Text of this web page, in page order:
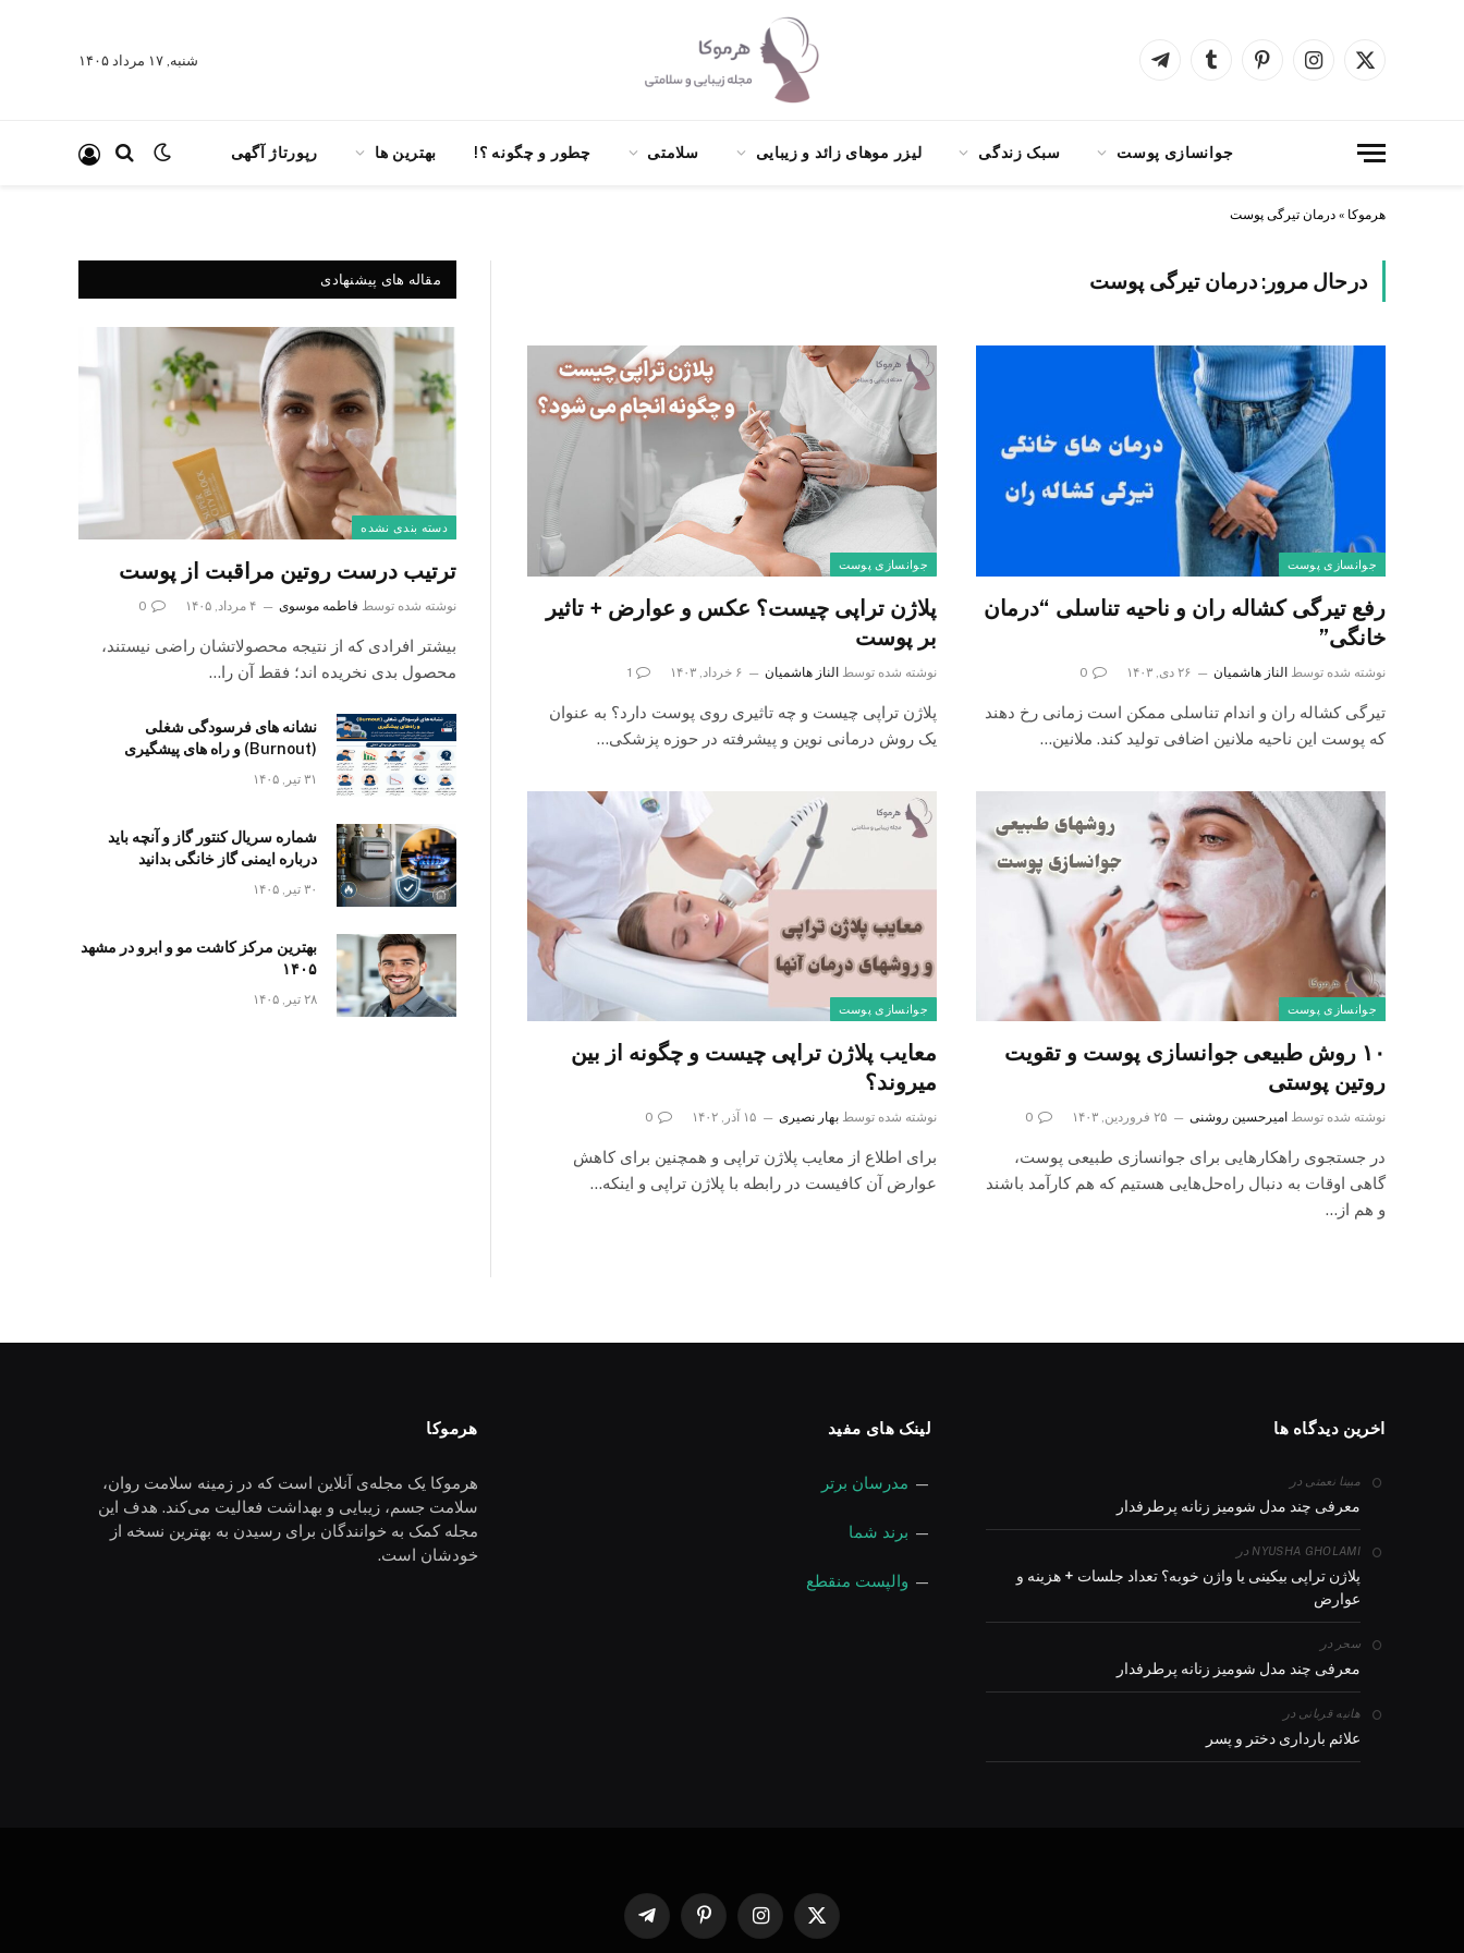
X
اینستاگرامپینترستTumblr
Telegram
شنبه, ۱۷ مرداد ۱۴۰۵
جوانسازی پوست سبک زندگی لیزر موهای زائد و زیبایی سلامتی چطور و چگونه ؟! بهترین ها رپورتاژ آگهی
هرموکا » درمان تیرگی پوست
درحال مرور:درمان تیرگی پوست
جوانسازی پوست
رفع تیرگی کشاله ران و ناحیه تناسلی “درمان
خانگی”
نوشته شده توسط الناز هاشمیان ۲۶ دی, ۱۴۰۳ 0
تیرگی کشاله ران و اندام تناسلی ممکن است زمانی رخ دهند
که پوست این ناحیه ملانین اضافی تولید کند. ملانین…
جوانسازی پوست
پلاژن تراپی چیست؟ عکس و عوارض + تاثیر
بر پوست
نوشته شده توسط الناز هاشمیان ۶ خرداد, ۱۴۰۳ 1
پلاژن تراپی چیست و چه تاثیری روی پوست دارد؟ به عنوان
یک روش درمانی نوین و پیشرفته در حوزه پزشکی…
جوانسازی پوست
۱۰ روش طبیعی جوانسازی پوست و تقویت
روتین پوستی
نوشته شده توسط امیرحسین روشنی ۲۵ فروردین, ۱۴۰۳ 0
در جستجوی راهکارهایی برای جوانسازی طبیعی پوست،
گاهی اوقات به دنبال راه‌حل‌هایی هستیم که هم کارآمد باشند
و هم از…
جوانسازی پوست
معایب پلاژن تراپی چیست و چگونه از بین
میروند؟
نوشته شده توسط بهار نصیری ۱۵ آذر, ۱۴۰۲ 0
برای اطلاع از معایب پلاژن تراپی و همچنین برای کاهش
عوارض آن کافیست در رابطه با پلاژن تراپی و اینکه…
مقاله های پیشنهادی
دسته بندی نشده
ترتیب درست روتین مراقبت از پوست
نوشته شده توسط فاطمه موسوی ۴ مرداد, ۱۴۰۵ 0
بیشتر افرادی که از نتیجه محصولاتشان راضی نیستند،
محصول بدی نخریده اند؛ فقط آن را…
نشانه های فرسودگی شغلی
(Burnout) و راه های پیشگیری
۳۱ تیر, ۱۴۰۵
شماره سریال کنتور گاز و آنچه باید
درباره ایمنی گاز خانگی بدانید
۳۰ تیر, ۱۴۰۵
بهترین مرکز کاشت مو و ابرو در مشهد
۱۴۰۵
۲۸ تیر, ۱۴۰۵
اخرین دیدگاه ها
مبینا نعمتی در
معرفی چند مدل شومیز زنانه پرطرفدار
NYUSHA GHOLAMI در
پلاژن تراپی بیکینی یا واژن خوبه؟ تعداد جلسات + هزینه و
عوارض
سحر در
معرفی چند مدل شومیز زنانه پرطرفدار
هانیه قربانی در
علائم بارداری دختر و پسر
لینک های مفید
— مدرسان برتر
— برند شما
— والپست منقطع
هرموکا
هرموکا یک مجله‌ی آنلاین است که در زمینه سلامت روان،
سلامت جسم، زیبایی و بهداشت فعالیت می‌کند. هدف این
مجله کمک به خوانندگان برای رسیدن به بهترین نسخه از
خودشان است.
X
اینستاگرامپینترست Telegram